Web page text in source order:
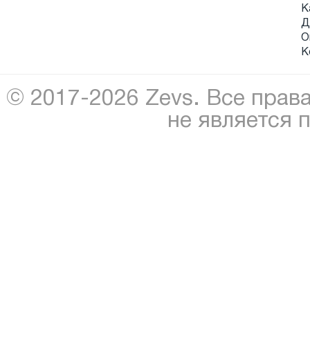
© 2017-2026 Zevs. Все
не является